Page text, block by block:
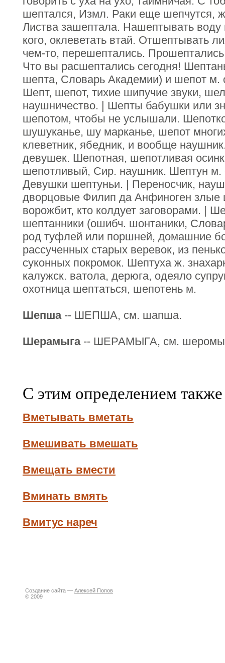
шептался, Измл. Раки еще шепчутся,
Листва зашептала. Нашептывать
кого, оклеветать втай. Отшептывать
чем-то, перешептались.
Что вы расшептались сегодня!
шепта, Словарь Академии) и шепот м.
Шепт, шепот, тихие шипучие звуки,
наушничество. | Шепты бабушки или
шепотом, чтобы не услышали.
шушуканье, шу марканье, шепот
клеветник, ябедник, и вообще
девушек. Шепотная, шепотливая
шепотливый, Сир. наушник. Шептун м.
Девушки шептуньи. | Переносчик,
дворцовые Филип да Анфиноген злые
ворожбит, кто колдует заговорами. |
шептанники (ошибч. шонтаники,
род туфлей или поршней, домашние
рассученных старых веревок, из
суконных покромок. Шептуха ж.
калужск. ватола, дерюга, одеяло
охотница шептаться, шепотень м.
Шепша-- ШЕПША, см. шапша.
Шерамыга-- ШЕРАМЫГА, см.
С этим определением
Вметывать вметать
Вмешивать вмешать
Вмещать вмести
Вминать вмять
Вмитус нареч
Создание сайта — Алексей Попов
© 2009